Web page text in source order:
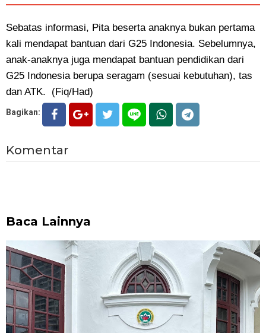
Sebatas informasi, Pita beserta anaknya bukan pertama
kali mendapat bantuan dari G25 Indonesia. Sebelumnya,
anak-anaknya juga mendapat bantuan pendidikan dari
G25 Indonesia berupa seragam (sesuai kebutuhan), tas
dan ATK. (Fiq/Had)
Bagikan:
Komentar
Baca Lainnya